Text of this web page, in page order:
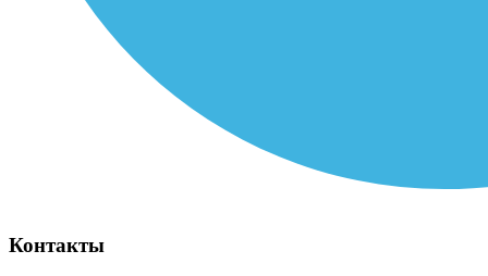
Контакты